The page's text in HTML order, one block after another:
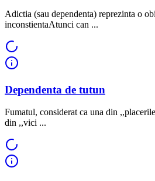
Adictia (sau dependenta) reprezinta o
inconstientaAtunci can ...
Dependenta de tutun
Fumatul, considerat ca una din
din ,,vici ...